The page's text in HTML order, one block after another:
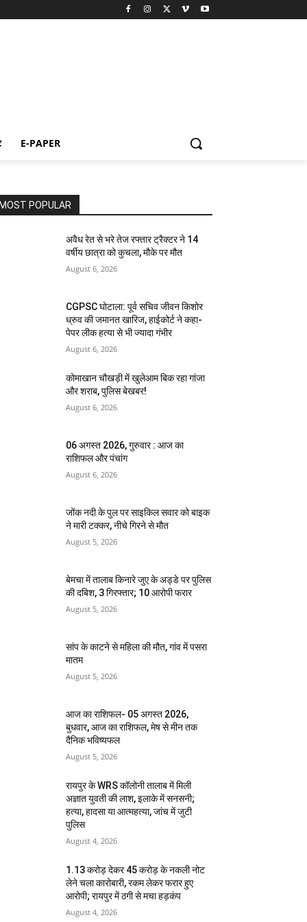
E-PAPER
MOST POPULAR
अवैध रेत से भरे तेज रफ्तार ट्रैक्टर ने 14
वर्षीय छात्रा को कुचला, मौके पर मौत
August 6, 2026
CGPSC घोटाला: पूर्व सचिव जीवन किशोर
ध्रुव की जमानत खारिज, हाईकोर्ट ने कहा-
पेपर लीक हत्या से भी ज्यादा गंभीर
August 6, 2026
कोमाखान चौखड़ी में खुलेआम बिक रहा गांजा
और शराब, पुलिस बेखबर!
August 6, 2026
06 अगस्त 2026, गुरुवार : आज का
राशिफल और पंचांग
August 6, 2026
जोंक नदी के पुल पर साइकिल सवार को बाइक
ने मारी टक्कर, नीचे गिरने से मौत
August 5, 2026
बेमचा में तालाब किनारे जुए के अड्डे पर पुलिस
की दबिश, 3 गिरफ्तार; 10 आरोपी फरार
August 5, 2026
सांप के काटने से महिला की मौत, गांव में पसरा
मातम
August 5, 2026
आज का राशिफल- 05 अगस्त 2026,
बुधवार, आज का राशिफल, मेष से मीन तक
दैनिक भविष्यफल
August 5, 2026
रायपुर के WRS कॉलोनी तालाब में मिली
अज्ञात युवती की लाश, इलाके में सनसनी;
हत्या, हादसा या आत्महत्या, जांच में जुटी
पुलिस
August 4, 2026
1.13 करोड़ देकर 45 करोड़ के नकली नोट
लेने चला कारोबारी, रकम लेकर फरार हुए
आरोपी; रायपुर में ठगी से मचा हड़कंप
August 4, 2026